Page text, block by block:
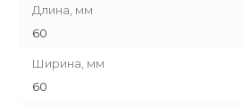
Длина, мм
60
Ширина, мм
60